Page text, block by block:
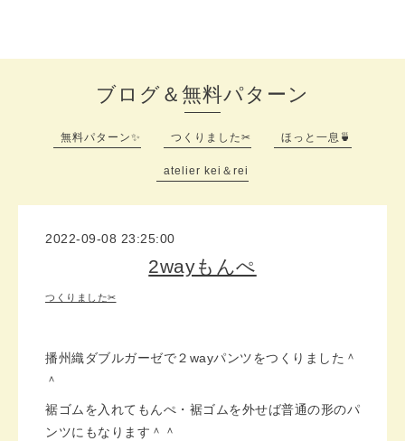
ブログ＆無料パターン
無料パターン✨ つくりました✂ ほっと一息🍵
atelier kei＆rei
2022-09-08 23:25:00
2wayもんぺ
つくりました✂
播州織ダブルガーゼで２wayパンツをつくりました＾
＾
裾ゴムを入れてもんぺ・裾ゴムを外せば普通の形のパ
ンツにもなります＾＾